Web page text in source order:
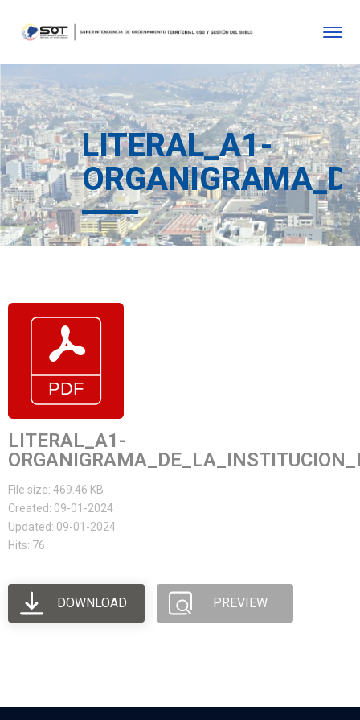
LITERAL_A1-
LITERAL_A1-
File size: 469.46 KB
Created: 09-01-2024
Updated: 09-01-2024
Hits: 76
DOWNLOAD PREVIEW